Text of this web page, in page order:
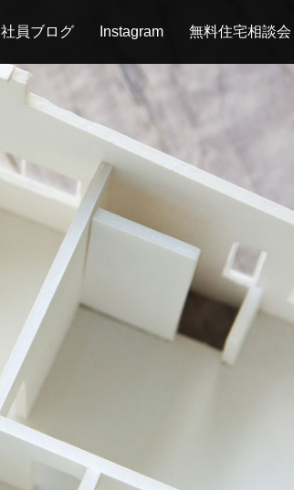
社員ブログ Instagram 無料住宅相談会